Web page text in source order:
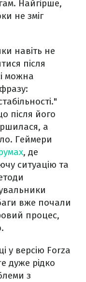
Найгірше,
не зміг
навіть не
після
можна
"
після його
а
Геймери
, де
ситуацію та
вже почали
процес,
у версію Forza
дуже рідко
з